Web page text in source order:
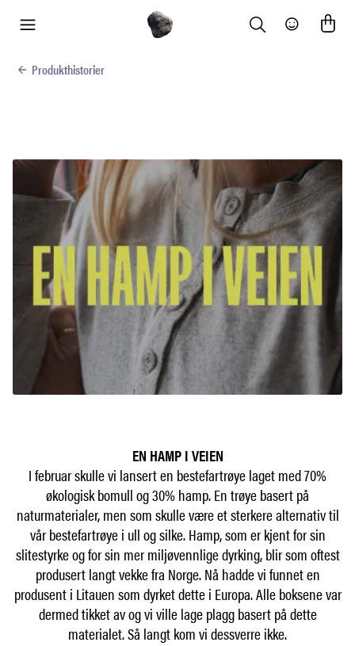
Search Community
Produkthistorier
EN HAMP I VEIEN
I februar skulle vi lansert en bestefartrøye laget med 70%
økologisk bomull og 30% hamp. En trøye basert på
naturmaterialer, men som skulle være et sterkere alternativ til
vår bestefartrøye i ull og silke. Hamp, som er kjent for sin
slitestyrke og for sin mer miljøvennlige dyrking, blir som oftest
produsert langt vekke fra Norge. Nå hadde vi funnet en
produsent i Litauen som dyrket dette i Europa. Alle boksene var
dermed tikket av og vi ville lage plagg basert på dette
materialet. Så langt kom vi dessverre ikke.